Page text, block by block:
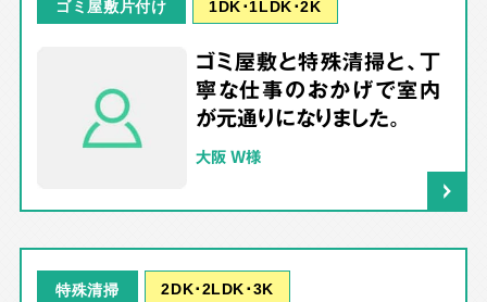
ゴミ屋敷片付け 1DK･1LDK･2K
ゴミ屋敷と特殊清掃と、丁
寧な仕事のおかげで室内
が元通りになりました。
大阪 W様
特殊清掃 2DK･2LDK･3K